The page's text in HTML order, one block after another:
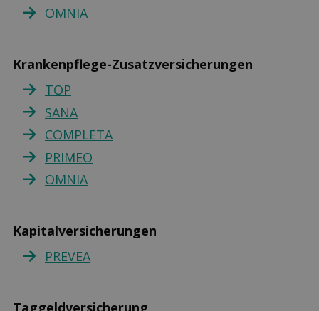
OMNIA
Krankenpflege-Zusatzversicherungen
TOP
SANA
COMPLETA
PRIMEO
OMNIA
Kapitalversicherungen
PREVEA
Taggeldversicherung